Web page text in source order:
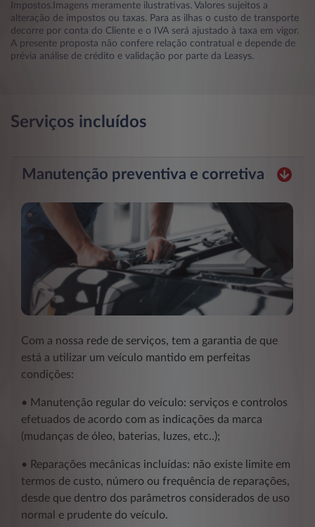
Impostos.Imagens meramente ilustrativas. Valores sujeitos a
alteração de impostos ou taxas. Para as ilhas o custo de transporte
decorre por conta do Cliente e o IVA será ajustado à taxa em vigor.
A presente proposta não confere relação contratual e depende de
prévia análise de crédito e validação por parte da Leasys.
Serviços incluídos
Manutenção preventiva e corretiva
Com a nossa rede de serviços, tem a garantia de que
está a utilizar um veículo mantido em perfeitas
condições:
• Manutenção regular do veículo: serviços e controlos
efetuados de acordo com as indicações da marca
(mudanças de óleo, baterias, luzes, etc..);
• Reparações mecânicas incluídas: não existe limite em
termos de custo, número ou frequência de reparações,
desde que dentro dos parâmetros considerados de uso
normal e prudente do veículo.